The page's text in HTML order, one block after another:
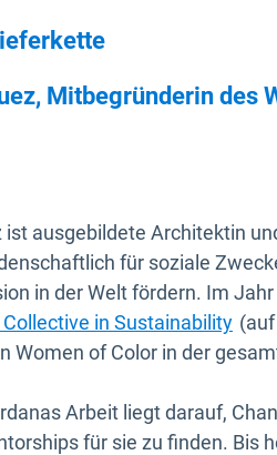
Mitbegründerin des
ist ausgebildete Architektin
für soziale
in der Welt fördern. Im
in SustainabilityIn
Women of Color in der
Arbeit liegt darauf,
für sie zu finden. Bis